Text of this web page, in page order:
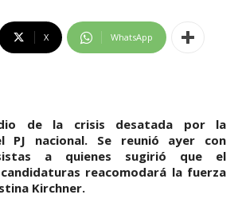
X WhatsApp
de la crisis desatada por la
PJ nacional. Se reunió ayer con
a quienes sugirió que el
reacomodará la fuerza
Kirchner.